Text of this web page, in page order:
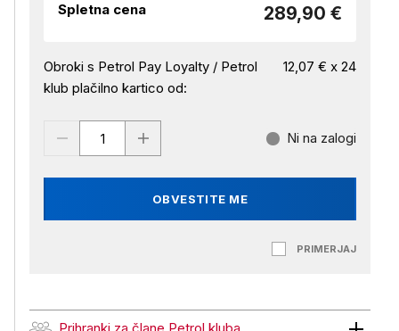
Spletna cena 289,90 €
Obroki s Petrol Pay Loyalty / Petrol
klub plačilno kartico od:
12,07 € x 24
OBVESTITE ME
Ni na zalogi
PRIMERJAJ